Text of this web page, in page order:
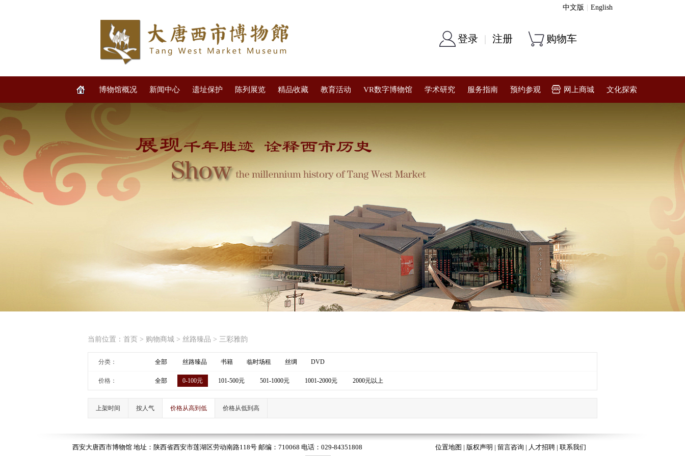
中文版 English
登录 | 注册 购物车
博物馆概况 新闻中心 遗址保护 陈列展览 精品收藏 教育活动 VR数字博物馆 学术研究 服务指南 预约参观 网上商城 文化探索
当前位置： 首页 > 购物商城 > 丝路臻品 > 三彩雅韵
分类： 全部 丝路臻品 书籍 临时场租 丝绸 DVD
价格： 全部 0-100元 101-500元 501-1000元 1001-2000元 2000元以上
上架时间 按人气 价格从高到低 价格从低到高
西安大唐西市博物馆 地址：陕西省西安市莲湖区劳动南路118号 邮编：710068 电话：029-84351808
位置地图 | 版权声明 | 留言咨询 | 人才招聘 | 联系我们